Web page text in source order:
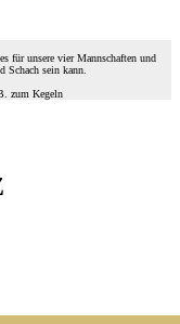
für unsere vier Mannschaften und
Schach sein kann.
zum Kegeln